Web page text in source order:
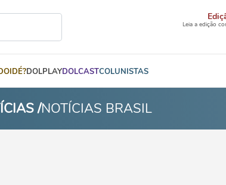
Leia a edição
DOLPLAYDOLCASTCOLUNISTAS
/NOTÍCIAS BRASIL